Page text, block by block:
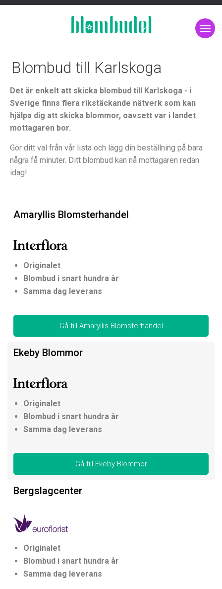
Blombud till Karlskoga
Det är enkelt att skicka blombud till Karlskoga - i
Sverige finns flera rikstäckande nätverk som kan
hjälpa dig att skicka blommor, oavsett var i landet
mottagaren bor.
Gör ditt val från vår lista och lägg din beställning på bara
några få minuter. Ditt blombud kan nå mottagaren redan
idag!
Amaryllis Blomsterhandel
Originalet
Blombud i snart hundra år
Samma dag leverans
Gå till Amaryllis Blomsterhandel
Ekeby Blommor
Originalet
Blombud i snart hundra år
Samma dag leverans
Gå till Ekeby Blommor
Bergslagcenter
Originalet
Blombud i snart hundra år
Samma dag leverans